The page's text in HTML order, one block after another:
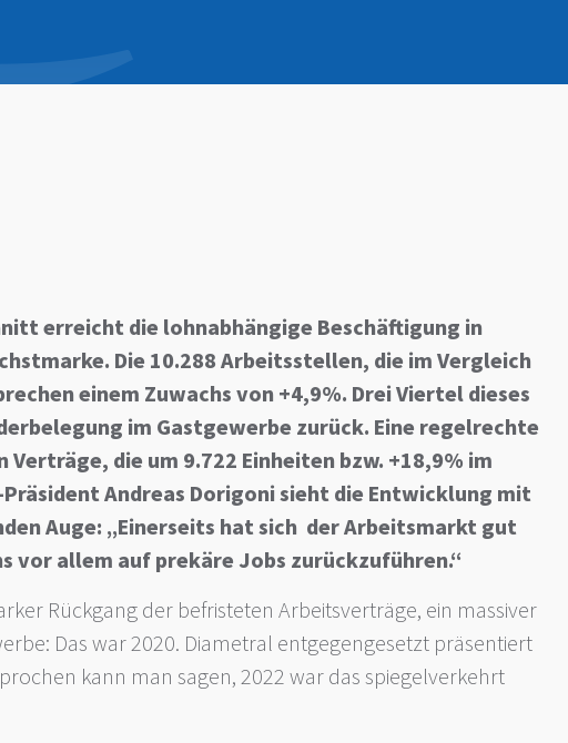
erreicht die lohnabhängige Beschäftigung in
Die 10.288 Arbeitsstellen, die im Vergleich
einem Zuwachs von +4,9%. Drei Viertel dieses
im Gastgewerbe zurück. Eine regelrechte
die um 9.722 Einheiten bzw. +18,9% im
Andreas Dorigoni sieht die Entwicklung mit
Auge: „Einerseits hat sich der Arbeitsmarkt gut
vor allem auf prekäre Jobs zurückzuführen.“
Rückgang der befristeten Arbeitsverträge, ein massiver
Das war 2020. Diametral entgegengesetzt präsentiert
kann man sagen, 2022 war das spiegelverkehrt